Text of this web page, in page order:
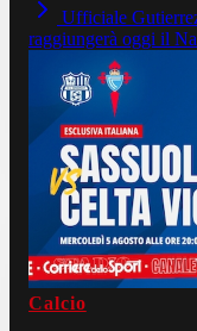
Ufficiale
raggiungerà oggi il
Calcio